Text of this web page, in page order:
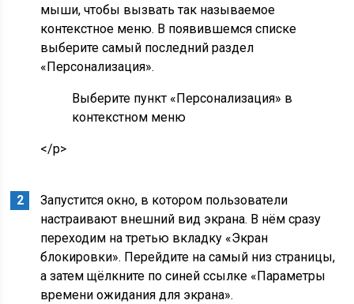
мыши, чтобы вызвать так называемое
контекстное меню. В появившемся списке
выберите самый последний раздел
«Персонализация».
Выберите пункт «Персонализация» в
контекстном меню
</p>
Запустится окно, в котором пользователи
настраивают внешний вид экрана. В нём сразу
переходим на третью вкладку «Экран
блокировки». Перейдите на самый низ страницы,
а затем щёлкните по синей ссылке «Параметры
времени ожидания для экрана».